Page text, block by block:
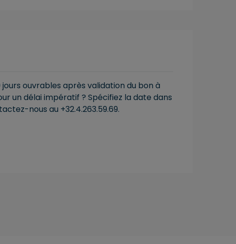
jours ouvrables après validation du bon à
un délai impératif ? Spécifiez la date dans
nous au +32.4.263.59.69.